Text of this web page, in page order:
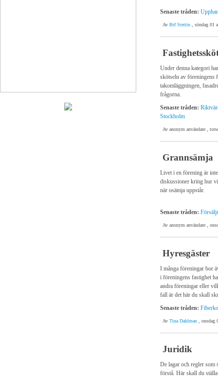
Senaste tråden:
Av Brf Stettin , söndag 01
Under denna kategori
skötseln av föreningens
takomläggningen,
frågorna.
Senaste tråden:
Stockholm
Av anonym användare ,
Grannsämja
Livet i en förening är
diskussioner kring hur
när osämja uppstår.
Senaste tråden:
Av anonym användare ,
Hyresgäster
I många föreningar bor
i föreningens fastighet
andra föreningar eller
fall är det här du skall
Senaste tråden:
Av Tina Dahlman , onsdag
Juridik
De lagar och regler som
förstå. Här skall du